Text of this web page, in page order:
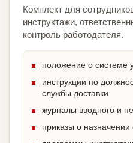
Комплект для
инструктажи,
контроль работодателя.
положение о системе
инструкции по
службы доставки
журналы вводного и
приказы о назначении